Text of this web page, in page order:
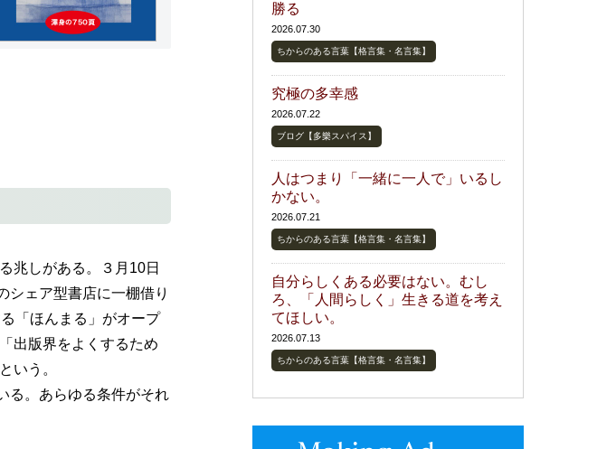
兆しがある。３月10日
シェア型書店に一棚借り
「ほんまる」がオープ
出版界をよくするため
いう。
る。あらゆる条件がそれ
勝る
2026.07.30
ちからのある言葉【格言集・名言集】
究極の多幸感
2026.07.22
ブログ【多樂スパイス】
人はつまり「一緒に一人で」いるし
かない。
2026.07.21
ちからのある言葉【格言集・名言集】
自分らしくある必要はない。むし
ろ、「人間らしく」生きる道を考え
てほしい。
2026.07.13
ちからのある言葉【格言集・名言集】